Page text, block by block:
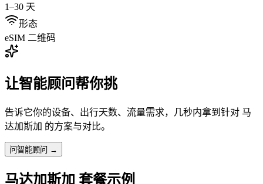
1–30 天
形态
eSIM 二维码
让智能顾问帮你挑
告诉它你的设备、出行天数、流量需求，几秒内拿到针对 马
达加斯加 的方案与对比。
问智能顾问 →
马达加斯加 套餐示例